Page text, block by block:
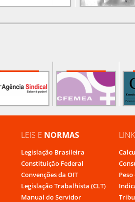
LEIS E NORMAS
Legislação Brasileira
Constituição Federal
Convenções da OIT
Legislação Trabalhista (CLT)
Manual do Servidor